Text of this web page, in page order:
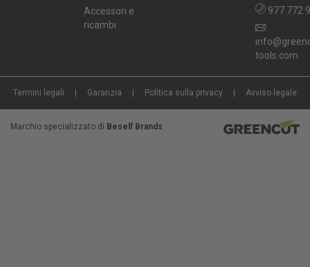
Accessori e
ricambi
977 772
tools.com
Termini legali Garanzia Politica sulla privacy Avviso legale
Marchio specializzato di Beself Brands